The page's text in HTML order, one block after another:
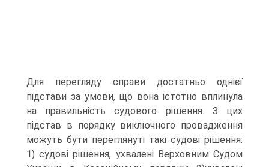
Для перегляду справи достатньо однієї
підстави за умови, що вона істотно вплинула
на правильність судового рішення. З цих
підстав в порядку виключного провадження
можуть бути переглянуті такі судові рішення:
1) судові рішення, ухвалені Верховним Судом